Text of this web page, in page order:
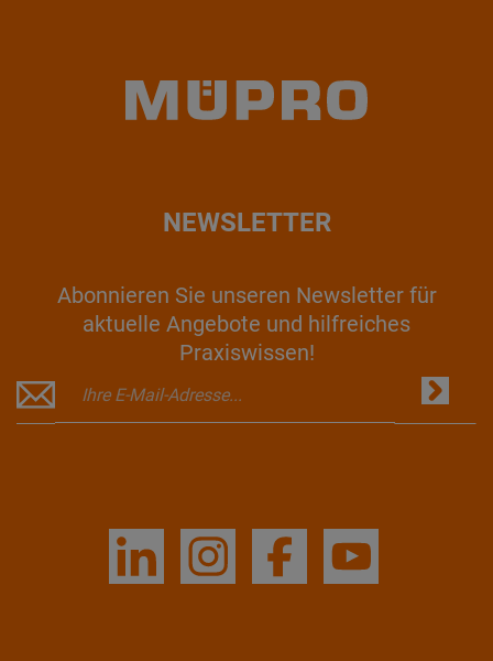
NEWSLETTER
Abonnieren Sie unseren Newsletter für
aktuelle Angebote und hilfreiches
Praxiswissen!